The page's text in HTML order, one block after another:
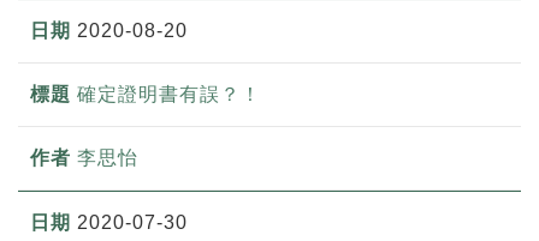
2020-08-20
確定證明書有誤？！
李思怡
2020-07-30